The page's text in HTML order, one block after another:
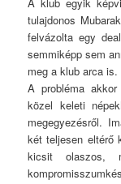
tulajdonos
felvázolta egy
semmiképp sem
meg a klub arca
A probléma
közel keleti
megegyezésről.
két teljesen eltérő
kicsit olaszos,